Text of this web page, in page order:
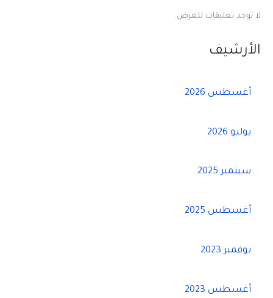
لا توجد تعليقات للعرض.
الأرشيف
أغسطس 2026
يوليو 2026
سبتمبر 2025
أغسطس 2025
نوفمبر 2023
أغسطس 2023